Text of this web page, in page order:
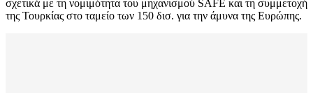
σχετικά με τη νομιμότητα του μηχανισμού SAFE και τη συμμετοχή
της Τουρκίας στο ταμείο των 150 δισ. για την άμυνα της Ευρώπης.